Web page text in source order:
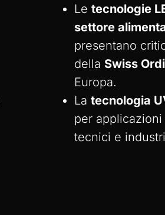
Le tecnologie
settore
presentano
della Swiss
Europa.
La tecnologia
per
tecnici e